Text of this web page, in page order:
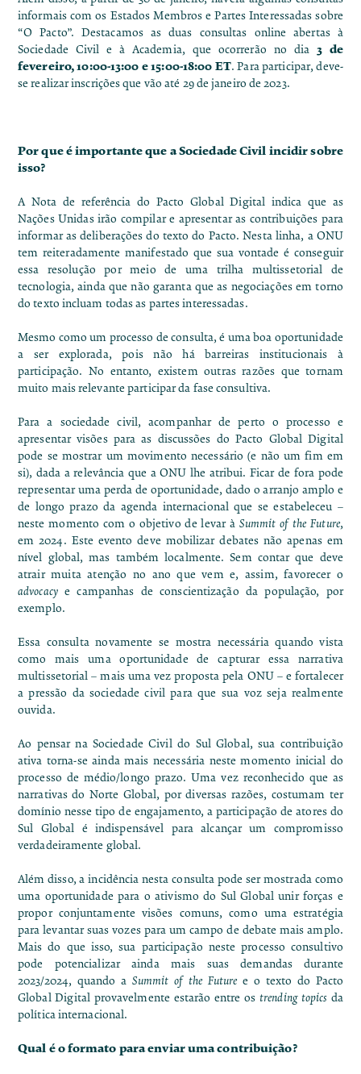
informais com os Estados Membros e Partes Interessadas sobre
“O Pacto”. Destacamos as duas consultas online abertas à
Sociedade Civil e à Academia, que ocorrerão no dia 3 de
fevereiro, 10:00-13:00 e 15:00-18:00 ET. Para participar, deve-
se realizar inscrições que vão até 29 de janeiro de 2023.
Por que é importante que a Sociedade Civil incidir sobre
isso?
A Nota de referência do Pacto Global Digital indica que as
Nações Unidas irão compilar e apresentar as contribuições para
informar as deliberações do texto do Pacto. Nesta linha, a ONU
tem reiteradamente manifestado que sua vontade é conseguir
essa resolução por meio de uma trilha multissetorial de
tecnologia, ainda que não garanta que as negociações em torno
do texto incluam todas as partes interessadas.
Mesmo como um processo de consulta, é uma boa oportunidade
a ser explorada, pois não há barreiras institucionais à
participação. No entanto, existem outras razões que tornam
muito mais relevante participar da fase consultiva.
Para a sociedade civil, acompanhar de perto o processo e
apresentar visões para as discussões do Pacto Global Digital
pode se mostrar um movimento necessário (e não um fim em
si), dada a relevância que a ONU lhe atribui. Ficar de fora pode
representar uma perda de oportunidade, dado o arranjo amplo e
de longo prazo da agenda internacional que se estabeleceu –
neste momento com o objetivo de levar à Summit of the Future,
em 2024. Este evento deve mobilizar debates não apenas em
nível global, mas também localmente. Sem contar que deve
atrair muita atenção no ano que vem e, assim, favorecer o
advocacye campanhas de conscientização da população, por
exemplo.
Essa consulta novamente se mostra necessária quando vista
como mais uma oportunidade de capturar essa narrativa
multissetorial – mais uma vez proposta pela ONU – e fortalecer
a pressão da sociedade civil para que sua voz seja realmente
ouvida.
Ao pensar na Sociedade Civil do Sul Global, sua contribuição
ativa torna-se ainda mais necessária neste momento inicial do
processo de médio/longo prazo. Uma vez reconhecido que as
narrativas do Norte Global, por diversas razões, costumam ter
domínio nesse tipo de engajamento, a participação de atores do
Sul Global é indispensável para alcançar um compromisso
verdadeiramente global.
Além disso, a incidência nesta consulta pode ser mostrada como
uma oportunidade para o ativismo do Sul Global unir forças e
propor conjuntamente visões comuns, como uma estratégia
para levantar suas vozes para um campo de debate mais amplo.
Mais do que isso, sua participação neste processo consultivo
pode potencializar ainda mais suas demandas durante
2023/2024, quando a Summit of the Future e o texto do Pacto
Global Digital provavelmente estarão entre ostrending topics da
política internacional.
Qual é o formato para enviar uma contribuição?